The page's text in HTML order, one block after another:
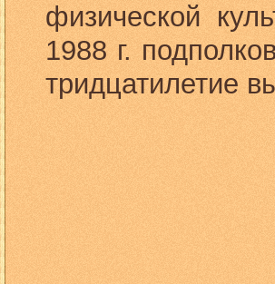
физической
1988 г.
тридцатилетие